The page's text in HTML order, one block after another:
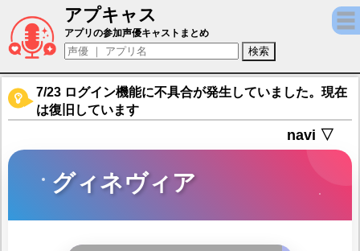
アプキャス
グィネヴィア（声優：名塚佳織)【アカシッ
アプリの参加声優キャストまとめ
7/23 ログイン機能に不具合が発生していました。現在
は復旧しています
navi ▽
グィネヴィア